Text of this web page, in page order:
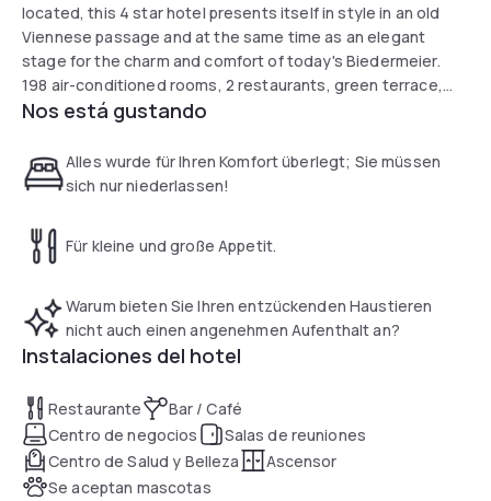
located, this 4 star hotel presents itself in style in an old
Viennese passage and at the same time as an elegant
stage for the charm and comfort of today's Biedermeier.
198 air-conditioned rooms, 2 restaurants, green terrace,
café and bar. RelaxClub with sauna.
Nos está gustando
Alles wurde für Ihren Komfort überlegt; Sie müssen
sich nur niederlassen!
Für kleine und große Appetit.
Warum bieten Sie Ihren entzückenden Haustieren
nicht auch einen angenehmen Aufenthalt an?
Instalaciones del hotel
Restaurante
Bar / Café
Centro de negocios
Salas de reuniones
Centro de Salud y Belleza
Ascensor
Se aceptan mascotas